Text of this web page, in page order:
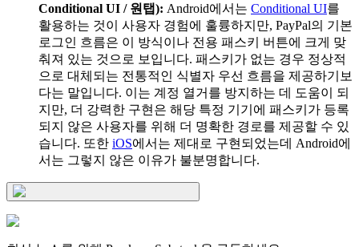
Conditional UI / 원탭): Android에서는 Conditional UI를
활용하는 것이 사용자 경험에 훌륭하지만, PayPal의 기본
로그인 흐름은 이 방식이나 전용 패스키 버튼에 크게 맞
춰져 있는 것으로 보입니다. 패스키가 없는 경우 정상적
으로 대체되는 전통적인 식별자 우선 흐름을 제공하기보
다는 말입니다. 이는 계정 열거를 방지하는 데 도움이 되
지만, 더 강력한 구현은 해당 특정 기기에 패스키가 등록
되지 않은 사용자를 위해 더 명확한 경로를 제공할 수 있
습니다. 또한 iOS에서는 제대로 구현되었는데 Android에
서는 그렇지 않은 이유가 불분명합니다.